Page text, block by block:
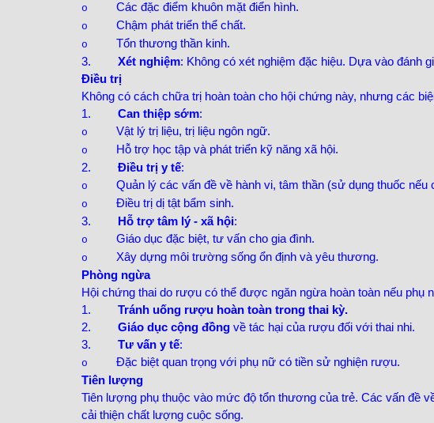
o Các đặc điểm khuôn mặt điển hình.
o Chậm phát triển thể chất.
o
Tổn thương thần kinh.
3.
Xét nghiệm: Không có xét nghiệm đặc hiệu. Dựa vào đánh
Điều trị
Không có cách chữa trị hoàn toàn cho hội chứng này, nhưng các
1.
Can thiệp sớm:
o Vật lý trị liệu, trị liệu ngôn ngữ.
o
Hỗ trợ học tập và phát triển kỹ năng xã hội.
2.
Điều trị y tế:
o Quản lý các vấn đề về hành vi, tâm thần (sử dụng thuốc nếu
o
Điều trị dị tật bẩm sinh.
3.
Hỗ trợ tâm lý - xã hội:
o Giáo dục đặc biệt, tư vấn cho gia đình.
o
Xây dựng môi trường sống ổn định và yêu thương.
Phòng ngừa
Hội chứng thai do rượu có thể được ngăn ngừa hoàn toàn nếu phụ
1.
Tránh uống rượu hoàn toàn trong thai kỳ.
2.
Giáo dục cộng đồngvề tác hại của rượu đối với thai nhi.
3.
Tư vấn y tế:
o
Đặc biệt quan trọng với phụ nữ có tiền sử nghiện rượu.
Tiên lượng
Tiên lượng phụ thuộc vào mức độ tổn thương của trẻ. Các vấn đề
cải thiện chất lượng cuộc sống.